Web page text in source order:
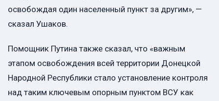
освобождая один населенный пункт за другим», —
сказал Ушаков.
Помощник Путина также сказал, что «важным
этапом освобождения всей территории Донецкой
Народной Республики стало установление контроля
над таким ключевым опорным пунктом ВСУ как